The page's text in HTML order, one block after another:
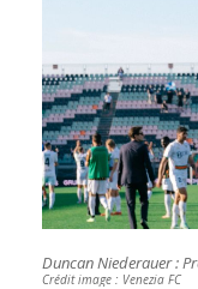
Duncan Niederauer :
Crédit image : Venezia FC